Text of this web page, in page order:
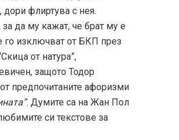
флиртува с нея.
да му кажат, че брат му е
го изключват от БКП през
от натура”,
защото Тодор
предпочитаните афоризми
. Думите са на Жан Пол
си текстове за